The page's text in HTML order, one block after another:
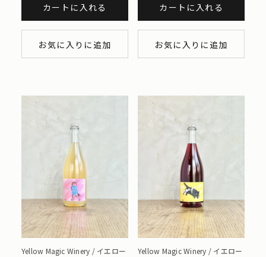
カートに入れる
お気に入りに追加
カートに入れる
お気に入りに追加
Yellow Magic Winery / イエロー
Yellow Magic Winery / イエロー